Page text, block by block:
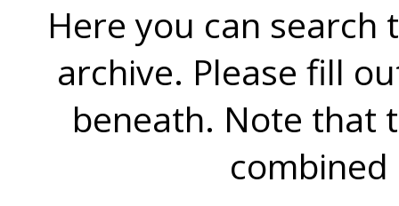
Here you can search
archive. Please fill
beneath. Note that
combined